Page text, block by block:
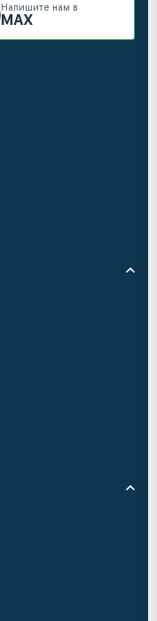
Напишите нам в
MAX